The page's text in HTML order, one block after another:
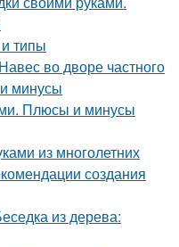
типы
во дворе частного
минусы
Плюсы и минусы
из многолетних
создания
из дерева: